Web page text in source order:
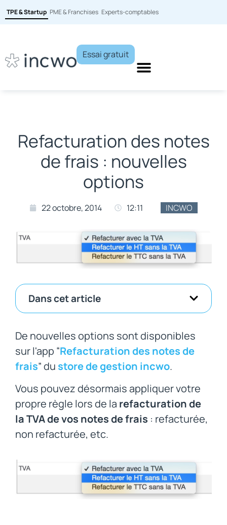
TPE & Startup PME & Franchises Experts-comptables
Essai gratuit
Refacturation des notes
de frais : nouvelles
options
22 octobre, 2014 12:11 INCWO
Dans cet article
De nouvelles options sont disponibles
sur l'app “Refacturation des notes de
frais” du store de gestion incwo.
Vous pouvez désormais appliquer votre
propre règle lors de la refacturation de
la TVA de vos notes de frais : refacturée,
non refacturée, etc.